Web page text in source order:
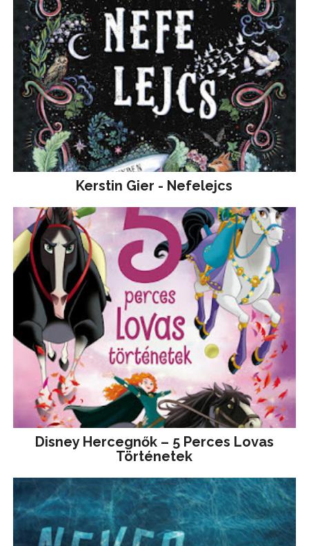
Kerstin Gier - Nefelejcs
Disney ​Hercegnők – 5 Perces Lovas
Történetek